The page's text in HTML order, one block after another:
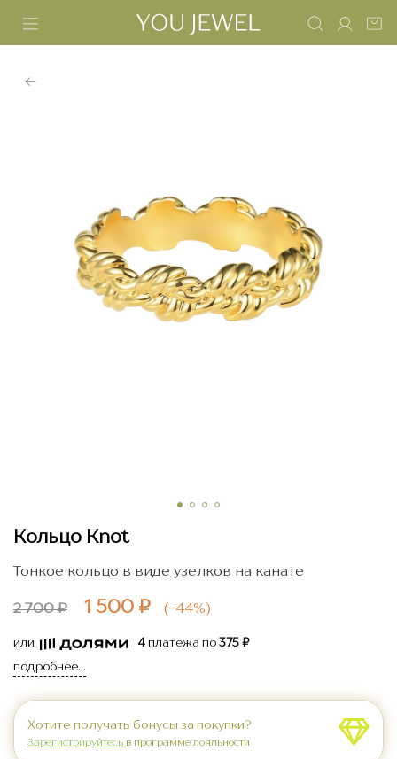
Кольцо Knot
2 700 ₽ 1 500 ₽ (-44%)
или 4 платежа по 375 ₽
подробнее...
Хотите получать бонусы за покупки?
Зарегистрируйтесь в программе лояльности
Тонкое кольцо в виде узелков на канате